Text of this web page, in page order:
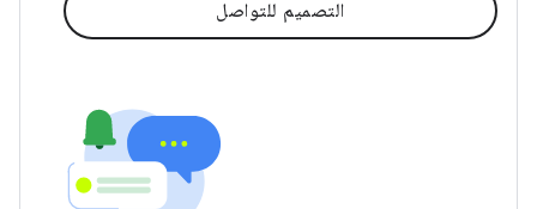
التصميم للتواصل